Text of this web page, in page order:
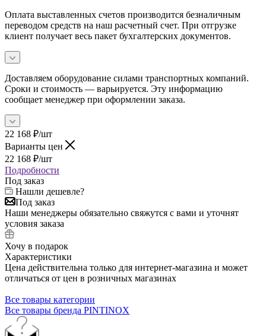
Оплата выставленных счетов производится безналичным
переводом средств на наш расчетный счет. При отгрузке
клиент получает весь пакет бухгалтерских документов.
Доставляем оборудование силами транспортных компаний.
Сроки и стоимость — варьируется. Эту информацию
сообщает менеджер при оформлении заказа.
22 168 ₽/шт
Варианты цен
22 168 ₽/шт
Подробности
Под заказ
Нашли дешевле?
Под заказ
Наши менеджеры обязательно свяжутся с вами и уточнят
условия заказа
Хочу в подарок
Характеристики
Цена действительна только для интернет-магазина и может
отличаться от цен в розничных магазинах
Все товары категории
Все товары бренда PINTINOX